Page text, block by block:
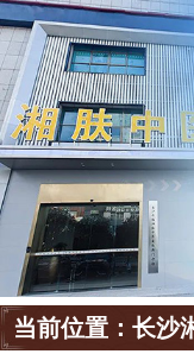
当前位置：长沙